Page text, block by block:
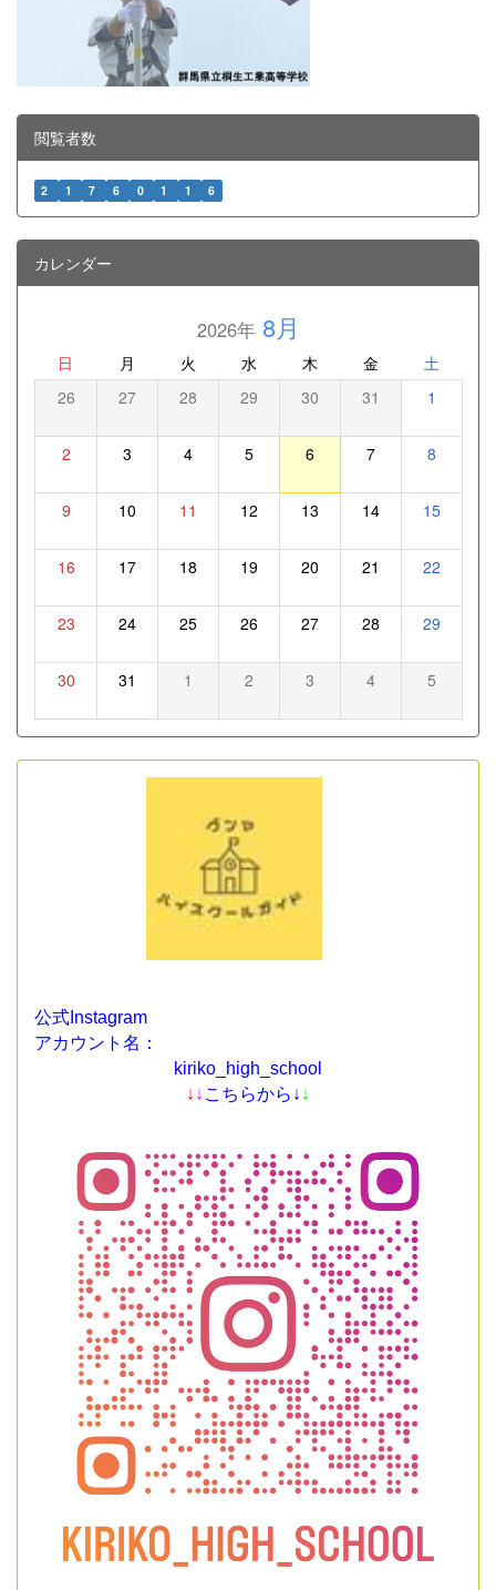
閲覧者数
2 1 7 6 0 1 1 6
カレンダー
2026年8月
日 月 火 水 木 金 土
26 27 28 29 30 31 1
2 3 4 5 6 7 8
9 10 11 12 13 14 15
16 17 18 19 20 21 22
23 24 25 26 27 28 29
30 31 1 2 3 4 5
公式Instagram
アカウント名：
kiriko_high_school
↓ ↓ こちらから↓ ↓